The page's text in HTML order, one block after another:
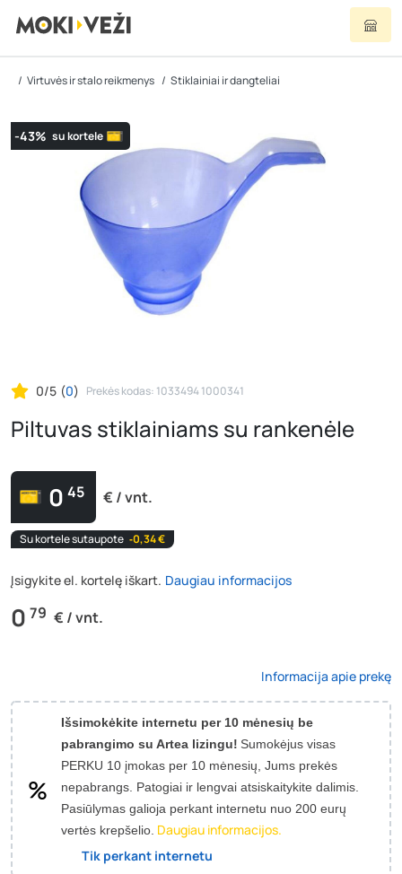
Virtuvės ir stalo reikmenys Stiklainiai ir dangteliai
-43% su kortele
0/5 (0) Prekės kodas: 1033494 1000341
Piltuvas stiklainiams su rankenėle
0 45 € / vnt.
Su kortele sutaupote ‐0,34 €
Įsigykite el. kortelę iškart. Daugiau informacijos
0 79 € / vnt.
Informacija apie prekę
Išsimokėkite internetu per 10 mėnesių be
pabrangimo su Artea lizingu! Sumokėjus visas
PERKU 10 įmokas per 10 mėnesių, Jums prekės
nepabrangs. Patogiai ir lengvai atsiskaitykite dalimis.
Pasiūlymas galioja perkant internetu nuo 200 eurų
vertės krepšelio. Daugiau informacijos.
Tik perkant internetu